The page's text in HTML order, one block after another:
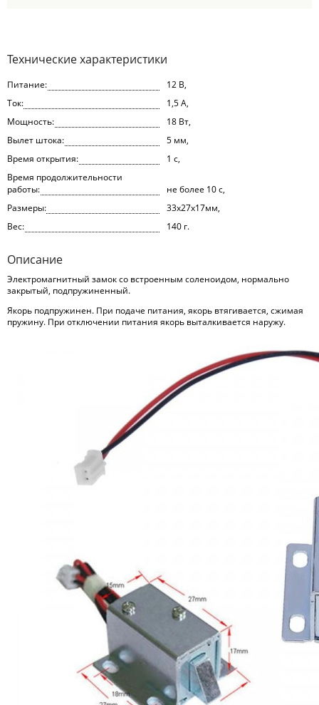
Технические характеристики
Питание:
12 В,
Ток:
1,5 А,
Мощность:
18 Вт,
Вылет штока:
5 мм,
Время открытия:
1 с,
Время продолжительности
работы:
не более 10 с,
Размеры:
33x27x17мм,
Вес:
140 г.
Описание
Электромагнитный замок со встроенным соленоидом, нормально
закрытый, подпружиненный.
Якорь подпружинен. При подаче питания, якорь втягивается, сжимая
пружину. При отключении питания якорь выталкивается наружу.